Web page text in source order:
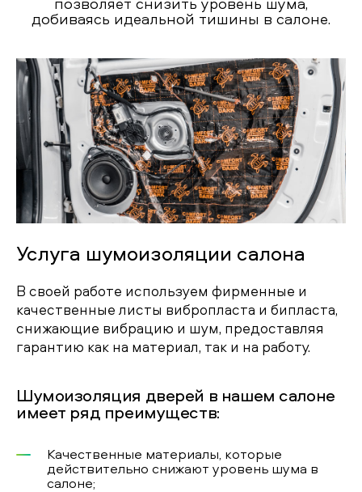
добиваясь идеальной тишины в салоне.
Услуга шумоизоляции салона
В своей работе используем фирменные и
качественные листы вибропласта и бипласта,
снижающие вибрацию и шум, предоставляя
гарантию как на материал, так и на работу.
Шумоизоляция дверей в нашем салоне
имеет ряд преимуществ:
Качественные материалы, которые
действительно снижают уровень шума в
салоне;